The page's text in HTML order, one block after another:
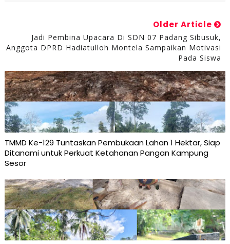
Older Article
Jadi Pembina Upacara Di SDN 07 Padang Sibusuk,
Anggota DPRD Hadiatulloh Montela Sampaikan Motivasi
Pada Siswa
TMMD Ke-129 Tuntaskan Pembukaan Lahan 1 Hektar, Siap
Ditanami untuk Perkuat Ketahanan Pangan Kampung
Sesor